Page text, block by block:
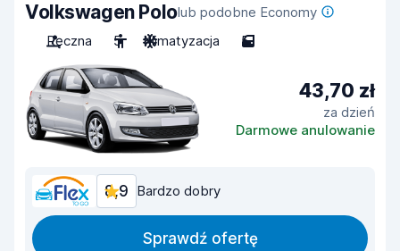
Volkswagen Pololub podobne Economy
Ręczna
5 Klimatyzacja 5
43,70 zł
za dzień
Darmowe anulowanie
8,9 Bardzo dobry
Sprawdź ofertę